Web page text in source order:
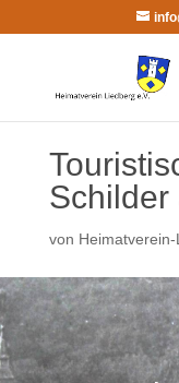
Schilder
von